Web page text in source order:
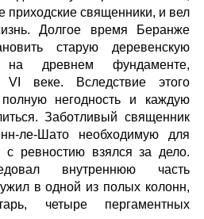
приходские священники, и вел
Долгое время Беранже
старую деревенскую
на древнем фундаменте,
веке. Вследствие этого
негодность и каждую
Заботливый священник
ле-Шато необходимую для
ревностию взялся за дело.
внутреннюю часть
в одной из полых колонн,
четыре пергаментных